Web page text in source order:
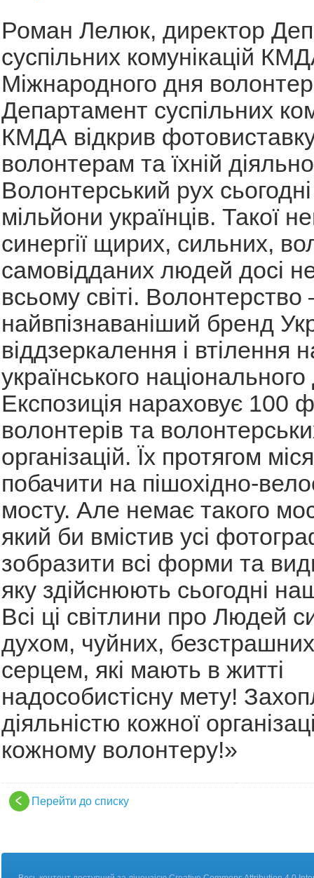
Роман Лелюк, директор
суспільних комунікацій
Міжнародного дня
Департамент суспільних
КМДА відкрив
волонтерам та їхній
Волонтерський рух
мільйони українців. Такої
синергії щирих, сильних,
самовідданих людей досі
всьому світі. Волонтерство
найвпізнаваніший бренд
віддзеркалення і втілення
українського національного
Експозиція нараховує 100
волонтерів та
організацій. Їх протягом
побачити на пішохідно-
мосту. Але немає такого
який би вмістив усі
зобразити всі форми та
яку здійснюють сьогодні
Всі ці світлини про Людей
духом, чуйних,
серцем, які мають в житті
надособистісну мету!
діяльністю кожної
кожному волонтеру!»
Перейти до списку